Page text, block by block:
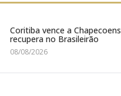
Coritiba vence a
recupera no Brasileirão
08/08/2026